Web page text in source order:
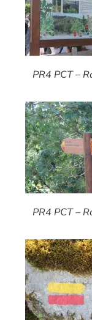
PR4 PCT –
PR4 PCT –